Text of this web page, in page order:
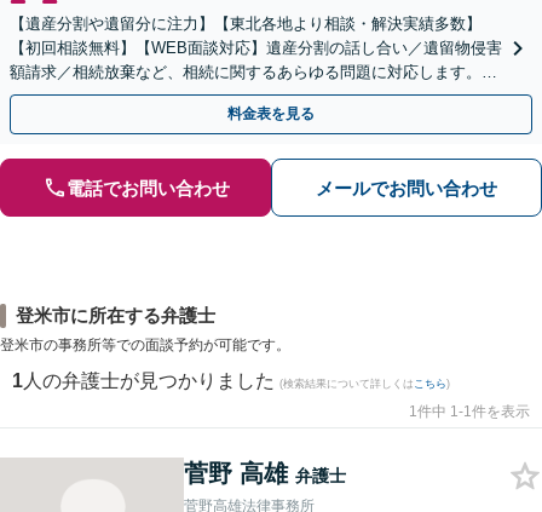
【遺産分割や遺留分に注力】【東北各地より相談・解決実績多数】
【初回相談無料】【WEB面談対応】遺産分割の話し合い／遺留物侵害
額請求／相続放棄など、相続に関するあらゆる問題に対応します。ご
事情やご意向を丁寧にお聞きし、有利な解決を目指します
料金表を見る
電話でお問い合わせ メールでお問い合わせ
登米市に所在する弁護士
登米市の事務所等での面談予約が可能です。
1 人の弁護士が見つかりました (検索結果について詳しくは こちら)
1件中 1-1件を表示
菅野 高雄 弁護士
菅野高雄法律事務所